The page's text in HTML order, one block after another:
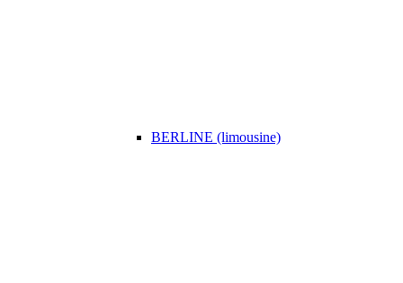
BERLINE (limousine)